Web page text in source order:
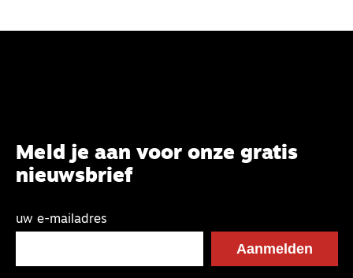
Meld je aan voor onze gratis
nieuwsbrief
uw e-mailadres